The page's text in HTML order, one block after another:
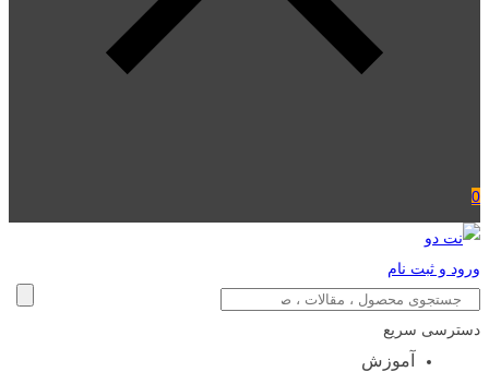
0
ورود و ثبت نام
دسترسی سریع
آموزش